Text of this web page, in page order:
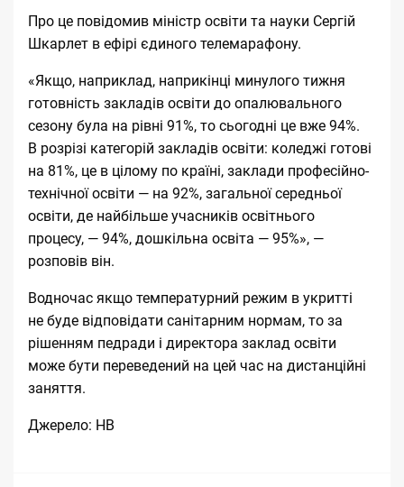
Про це повідомив міністр освіти та науки Сергій
Шкарлет в ефірі єдиного телемарафону.
«Якщо, наприклад, наприкінці минулого тижня
готовність закладів освіти до опалювального
сезону була на рівні 91%, то сьогодні це вже 94%.
В розрізі категорій закладів освіти: коледжі готові
на 81%, це в цілому по країні, заклади професійно-
технічної освіти — на 92%, загальної середньої
освіти, де найбільше учасників освітнього
процесу, — 94%, дошкільна освіта — 95%», —
розповів він.
Водночас якщо температурний режим в укритті
не буде відповідати санітарним нормам, то за
рішенням педради і директора заклад освіти
може бути переведений на цей час на дистанційні
заняття.
Джерело: НВ